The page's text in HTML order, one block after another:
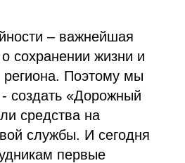
– важнейшая
сохранении жизни и
региона. Поэтому мы
создать «Дорожный
средства на
службы. И сегодня
первые